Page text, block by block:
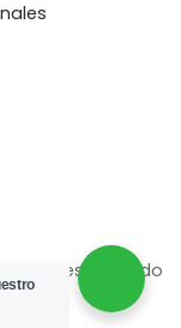
Desarrollado